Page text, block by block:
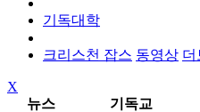
기독대학
크리스천 잡스 동영상 더
X
뉴스
기독교